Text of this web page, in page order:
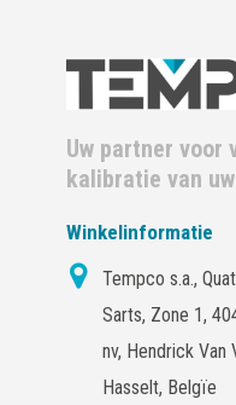
Uw partner voor
kalibratie van
Winkelinformatie
Tempco s.a.,
Sarts, Zone 1,
nv, Hendrick
Hasselt, Belgïe